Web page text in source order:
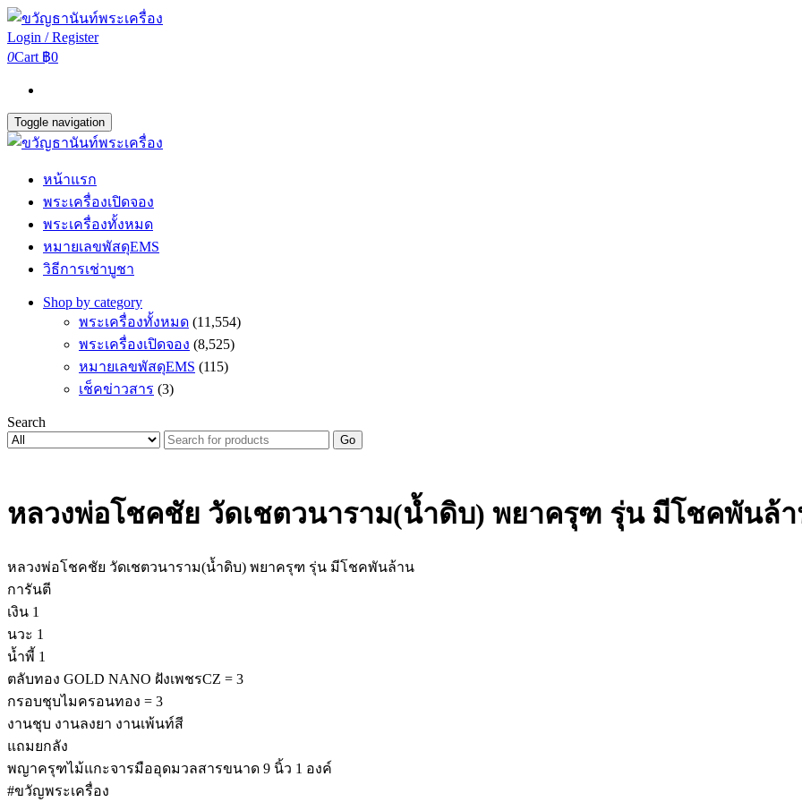
Login / Register
0Cart ฿0
Toggle navigation
หน้าแรก
พระเครื่องเปิดจอง
พระเครื่องทั้งหมด
หมายเลขพัสดุEMS
วิธีการเช่าบูชา
Shop by category
พระเครื่องทั้งหมด (11,554)
พระเครื่องเปิดจอง (8,525)
หมายเลขพัสดุEMS (115)
เช็คข่าวสาร (3)
Search
Go
หลวงพ่อโชคชัย วัดเชตวนาราม(น้ำดิบ) พยาครุฑ รุ่น มีโชคพันล้
หลวงพ่อโชคชัย วัดเชตวนาราม(น้ำดิบ) พยาครุฑ รุ่น มีโชคพันล้าน
การันตี
เงิน 1
นวะ 1
น้ำพี้ 1
ตลับทอง GOLD NANO ฝังเพชรCZ = 3
กรอบชุบไมครอนทอง = 3
งานชุบ งานลงยา งานเพ้นท์สี
แถมยกลัง
พญาครุฑไม้แกะจารมืออุดมวลสารขนาด 9 นิ้ว 1 องค์
#ขวัญพระเครื่อง